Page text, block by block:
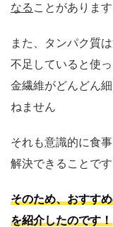
なる ことがあります
また、タンパク質
不足していると使
金繊維がどんどん
ねません
それも意識的に食
解決できることです
そのため、おすす
を紹介したのです！